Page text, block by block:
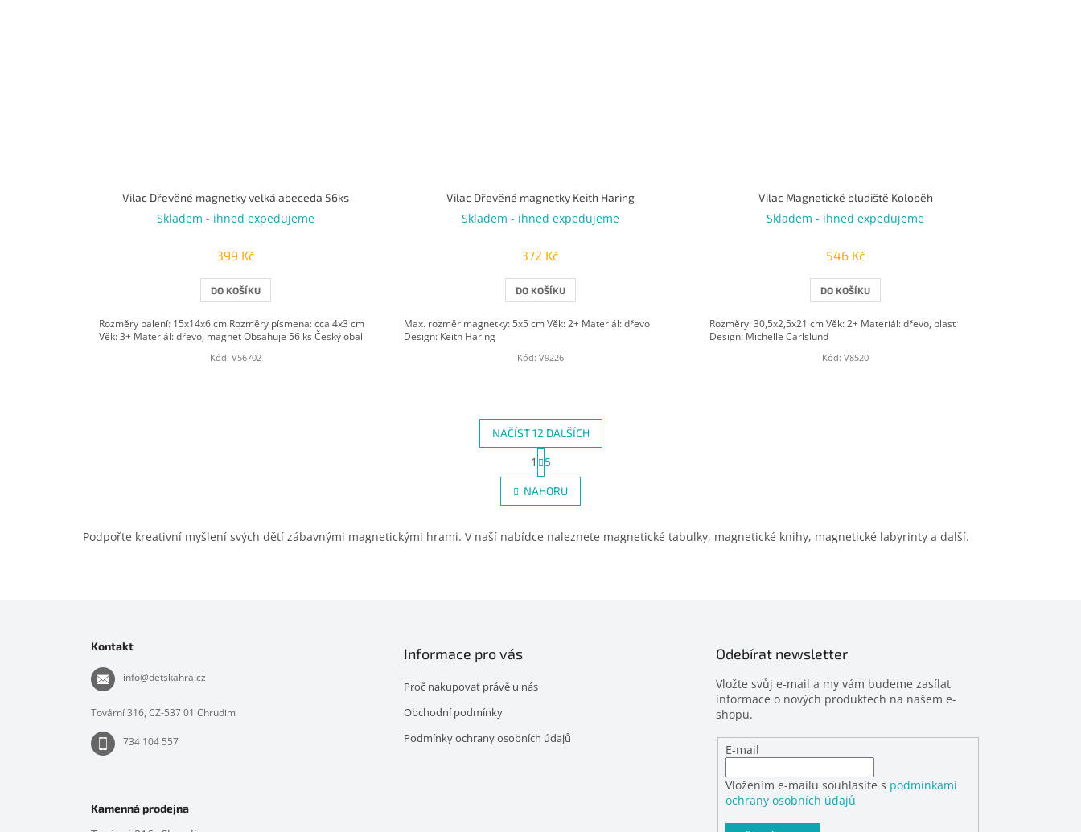
Vilac Dřevěné magnetky velká abeceda 56ks
Skladem - ihned expedujeme
399 Kč
DO KOŠÍKU
Rozměry balení: 15x14x6 cm Rozměry písmena: cca 4x3 cm
Věk: 3+ Materiál: dřevo, magnet Obsahuje 56 ks Český obal
Kód: V56702
Vilac Dřevěné magnetky Keith Haring
Skladem - ihned expedujeme
372 Kč
DO KOŠÍKU
Max. rozměr magnetky: 5x5 cm Věk: 2+ Materiál: dřevo
Design: Keith Haring
Kód: V9226
Vilac Magnetické bludiště Koloběh
Skladem - ihned expedujeme
546 Kč
DO KOŠÍKU
Rozměry: 30,5x2,5x21 cm Věk: 2+ Materiál: dřevo, plast
Design: Michelle Carlslund
Kód:V8520
O
v
l
a
u
NAČÍST 12 DALŠÍCH
S
t
r
á
n
o
1 5
NAHORU
Podpořte kreativní myšlení svých dětí zábavnými magnetickými hrami. V naší nabídce naleznete magnetické tabulky, magnetické knihy, magnetické labyrinty a další.
Kontakt
info@detskahra.cz
Tovární 316, CZ-537 01 Chrudim
734 104 557
Kamenná prodejna
Informace pro vás
Proč nakupovat právě u nás
Obchodní podmínky
Podmínky ochrany osobních údajů
Odebírat newsletter
Vložte svůj e-mail a my vám budeme zasílat
informace o nových produktech na našem e-
shopu.
E-mail
Vložením e-mailu souhlasíte s podmínkami
ochrany osobních údajů